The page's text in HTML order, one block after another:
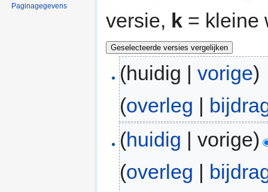
versie, k = kleine
(huidig |vorige)
(overleg |
(huidig | vorige)
(overleg
Paginagegevens